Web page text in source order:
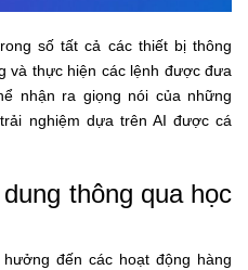
số tất cả các thiết bị thông
và thực hiện các lệnh được đưa
nhận ra giọng nói của những
nghiệm dựa trên AI được cá
thông qua học
đến các hoạt động hàng